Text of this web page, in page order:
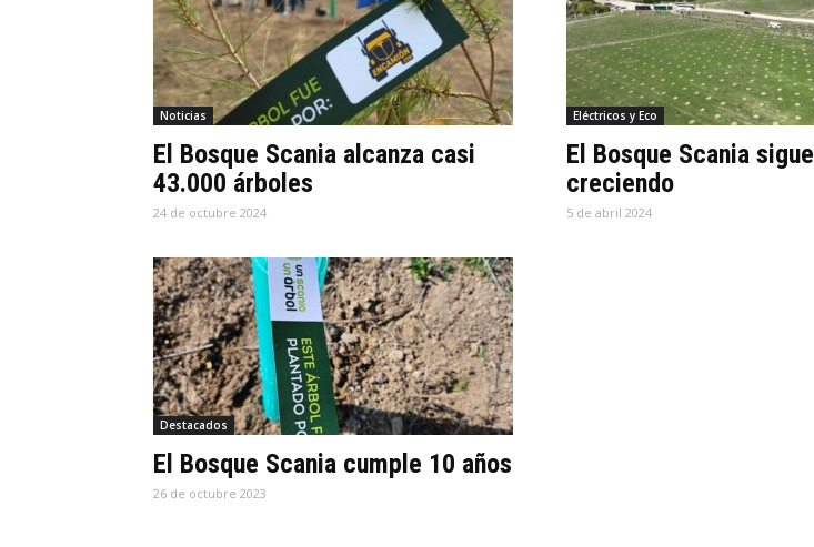
Noticias
El Bosque Scania alcanza casi
43.000 árboles
24 de octubre 2024
Eléctricos y Eco
El Bosque Scania sigue
creciendo
5 de abril 2024
Destacados
El Bosque Scania cumple 10 años
26 de octubre 2023